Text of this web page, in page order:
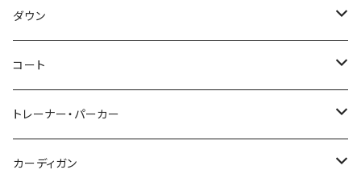
～44/S
46/M
48/L
50/XL～
ダウン
～44/S
46/M
48/L
コート
～44/S
46/M
トレーナー・パーカー
～44/S
カーディガン